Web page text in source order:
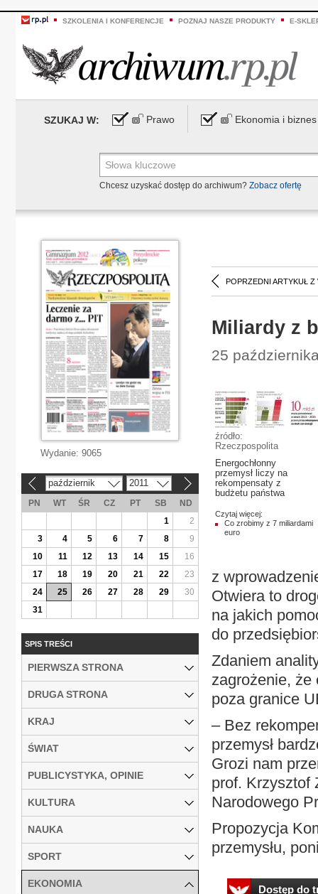
SZKOLENIA I KONFERENCJE POZNAJ NASZE PRODUKTY E-
SZUKAJ W: Prawo Ekonomia i biznes
Chcesz uzyskać dostęp do archiwum? Zobacz ofertę
POPRZEDNI ARTYKUŁ Z
Miliardy z
25
źródło:
Rzeczpospolita
Energochłonny
przemysł liczy na
rekompensaty z
budżetu państwa
Czytaj więcej:
Co zrobimy z 7 miliardami
euro
z
Otwiera to
na jakich
do
Zdaniem
zagrożenie, że
poza granice
– Bez
przemysł
Grozi nam
prof. Krzysztof
Narodowego
Propozycja
przemysłu,
Dostęp do
Wydanie: 9065
październik 2011
PN WT ŚR CZ PT SB
ND
1
2
3
4 5 6 7 8
9
10
11 12 13 14 15
16
17
18 19 20 21 22
23
24
25 26 27 28 29
30
31
SPIS TREŚCI
PIERWSZA STRONA
DRUGA STRONA
KRAJ
ŚWIAT
PUBLICYSTYKA, OPINIE
KULTURA
NAUKA
SPORT
EKONOMIA